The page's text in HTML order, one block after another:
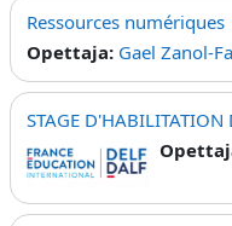
Ressources numériques
Opettaja: Gael Zanol-
STAGE D'HABILITATION